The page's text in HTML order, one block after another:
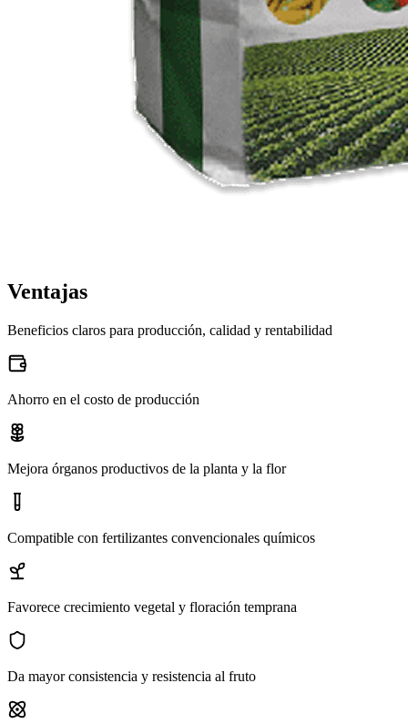
Ventajas
Beneficios claros para producción, calidad y rentabilidad
Ahorro en el costo de producción
Mejora órganos productivos de la planta y la flor
Compatible con fertilizantes convencionales químicos
Favorece crecimiento vegetal y floración temprana
Da mayor consistencia y resistencia al fruto